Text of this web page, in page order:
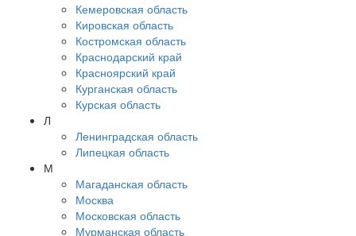
Кемеровская область
Кировская область
Костромская область
Краснодарский край
Красноярский край
Курганская область
Курская область
Л
Ленинградская область
Липецкая область
М
Магаданская область
Москва
Московская область
Мурманская область